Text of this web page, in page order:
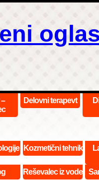
Delovni terapevt
Kozmetični tehnik
Reševalec iz vode